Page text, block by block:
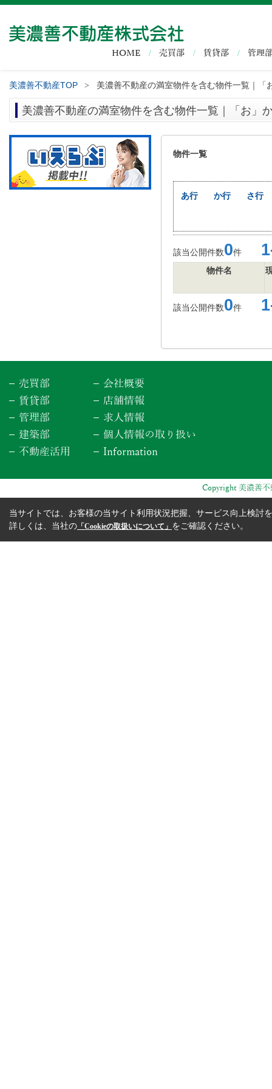
HOME 売買部 賃貸部 管理
美濃善不動産TOP > 美濃善不動産の満室物件を含む物件一覧｜「
美濃善不動産の満室物件を含む物件一覧｜「お」
物件一覧
あ行 か行 さ行
該当公開件数0件
物件名
該当公開件数0件
売買部
賃貸部
管理部
建築部
不動産活用
会社概要
店舗情報
求人情報
個人情報の取り扱い
Information
Copyright 美濃善
当サイトでは、お客様の当サイト利用状況把握、サービス向上検討
詳しくは、当社の 「Cookieの取扱いについて」 をご確認ください。